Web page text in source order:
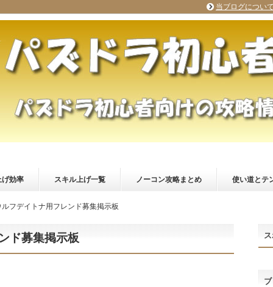
げ効率 スキル上げ一覧 ノーコン攻略まとめ 使い道とテ
ルフデイトナ用フレンド募集掲示板
ド募集掲示板
当ブログについて